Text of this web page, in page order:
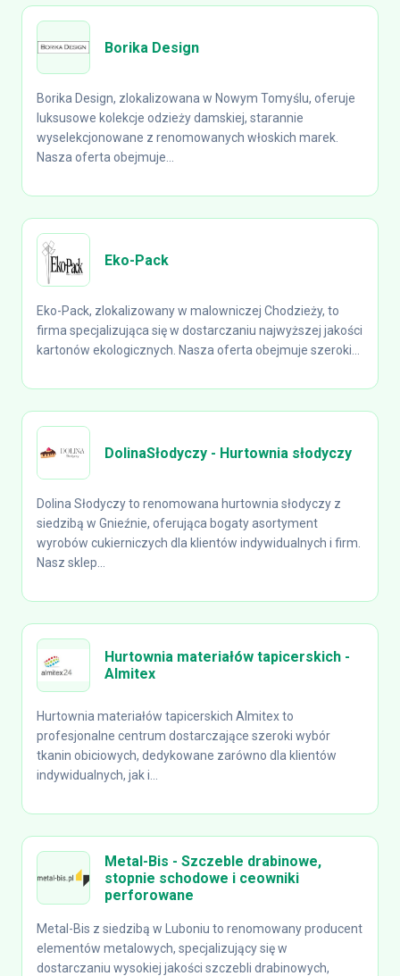
Borika Design
Borika Design, zlokalizowana w Nowym Tomyślu, oferuje
luksusowe kolekcje odzieży damskiej, starannie
wyselekcjonowane z renomowanych włoskich marek.
Nasza oferta obejmuje...
Eko-Pack
Eko-Pack, zlokalizowany w malowniczej Chodzieży, to
firma specjalizująca się w dostarczaniu najwyższej jakości
kartonów ekologicznych. Nasza oferta obejmuje szeroki...
DolinaSłodyczy - Hurtownia słodyczy
Dolina Słodyczy to renomowana hurtownia słodyczy z
siedzibą w Gnieźnie, oferująca bogaty asortyment
wyrobów cukierniczych dla klientów indywidualnych i firm.
Nasz sklep...
Hurtownia materiałów tapicerskich -
Almitex
Hurtownia materiałów tapicerskich Almitex to
profesjonalne centrum dostarczające szeroki wybór
tkanin obiciowych, dedykowane zarówno dla klientów
indywidualnych, jak i...
Metal-Bis - Szczeble drabinowe,
stopnie schodowe i ceowniki
perforowane
Metal-Bis z siedzibą w Luboniu to renomowany producent
elementów metalowych, specjalizujący się w
dostarczaniu wysokiej jakości szczebli drabinowych,